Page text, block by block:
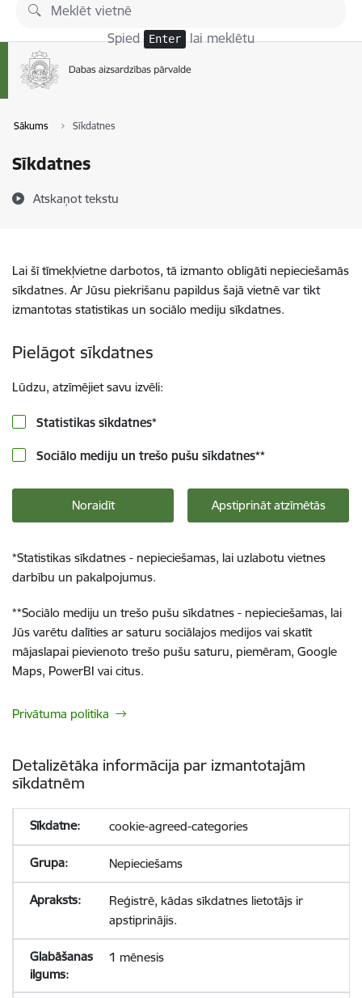
Pāriet uz lapas saturu
Spied Enter lai meklētu
Sākums Sīkdatnes
Sīkdatnes
Atskaņot tekstu
Lai šī tīmekļvietne darbotos, tā izmanto obligāti nepieciešamās
sīkdatnes. Ar Jūsu piekrišanu papildus šajā vietnē var tikt
izmantotas statistikas un sociālo mediju sīkdatnes.
Pielāgot sīkdatnes
Lūdzu, atzīmējiet savu izvēli:
Statistikas sīkdatnes*
Sociālo mediju un trešo pušu sīkdatnes**
Noraidīt Apstiprināt atzīmētās
*Statistikas sīkdatnes - nepieciešamas, lai uzlabotu vietnes
darbību un pakalpojumus.
**Sociālo mediju un trešo pušu sīkdatnes - nepieciešamas, lai
Jūs varētu dalīties ar saturu sociālajos medijos vai skatīt
mājaslapai pievienoto trešo pušu saturu, piemēram, Google
Maps, PowerBI vai citus.
Privātuma politika
Detalizētāka informācija par izmantotajām
sīkdatnēm
cookie-agreed-categories
Nepieciešams
Reģistrē, kādas sīkdatnes lietotājs ir
apstiprinājis.
1 mēnesis